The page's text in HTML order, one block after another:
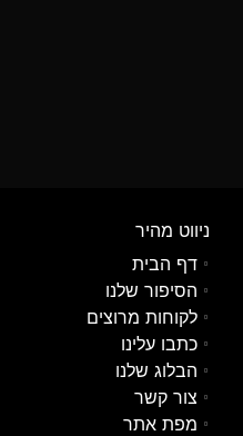
ניווט מהיר
דף הבית
הסיפור שלנו
לקוחות מרוצים
כתבו עלינו
הבלוג שלנו
צור קשר
מפת אתר